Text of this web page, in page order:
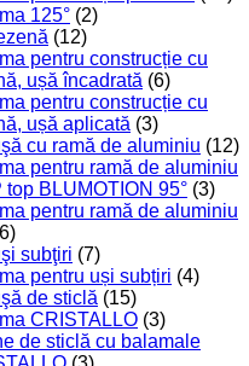
125° (2)
(12)
pentru construcție cu
ușă încadrată (6)
pentru construcție cu
ușă aplicată (3)
cu ramă de aluminiu (12)
pentru ramă de aluminiu
top BLUMOTION 95° (3)
pentru ramă de aluminiu
subţiri (7)
pentru uși subțiri (4)
de sticlă (15)
CRISTALLO (3)
de sticlă cu balamale